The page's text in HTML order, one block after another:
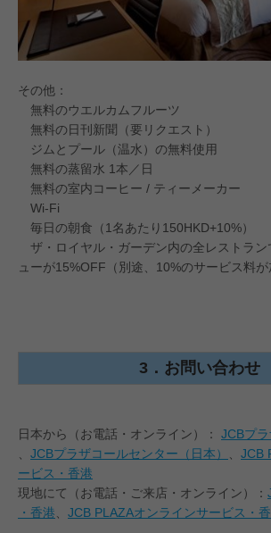
その他：
無料のウエルカムフルーツ
無料の日刊新聞（要リクエスト）
ジムとプール（温水）の無料使用
無料の蒸留水 1本／日
無料の室内コーヒー / ティーメーカー
Wi-Fi
毎日の朝食（1名あたり150HKD+10%）
ザ・ロイヤル・ガーデン内の全レストラン
ューが15%OFF（別途、10%のサービス料が
3．お問い合わせ
日本から（お電話・オンライン）： JCBプ
JCBプラザコールセンター（日本）
JCB
ービス・香港
現地にて（お電話・ご来店・オンライン）：
・香港
JCB PLAZAオンラインサービス・